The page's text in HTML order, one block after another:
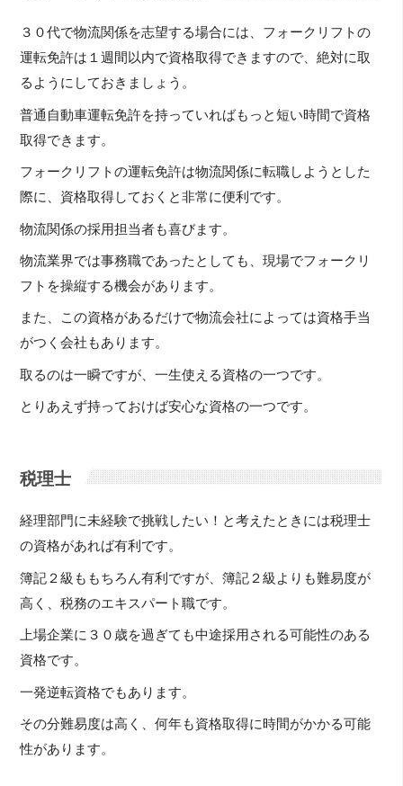
３０代で物流関係を志望する場合には、フォークリフトの
運転免許は１週間以内で資格取得できますので、絶対に取
るようにしておきましょう。
普通自動車運転免許を持っていればもっと短い時間で資格
取得できます。
フォークリフトの運転免許は物流関係に転職しようとした
際に、資格取得しておくと非常に便利です。
物流関係の採用担当者も喜びます。
物流業界では事務職であったとしても、現場でフォークリ
フトを操縦する機会があります。
また、この資格があるだけで物流会社によっては資格手当
がつく会社もあります。
取るのは一瞬ですが、一生使える資格の一つです。
とりあえず持っておけば安心な資格の一つです。
税理士
経理部門に未経験で挑戦したい！と考えたときには税理士
の資格があれば有利です。
簿記２級ももちろん有利ですが、簿記２級よりも難易度が
高く、税務のエキスパート職です。
上場企業に３０歳を過ぎても中途採用される可能性のある
資格です。
一発逆転資格でもあります。
その分難易度は高く、何年も資格取得に時間がかかる可能
性があります。